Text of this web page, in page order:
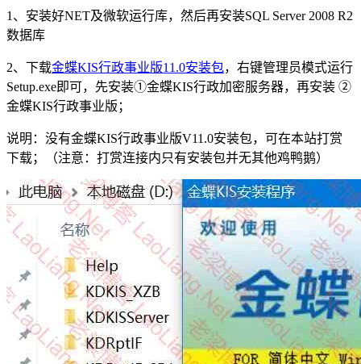
1、安装好NET及微软运行库，然后再安装SQL Server 2008 R2
数据库
2、下载金蝶KIS行政事业版11.0安装包，右键管理员模式运行
Setup.exe即可，先安装①金蝶KIS行政加密服务器，再安装 ②
金蝶KIS行政事业版；
说明：没有金蝶KIS行政事业版V11.0安装包，可在本站打赏
下载；（注意：打赏连接内只有安装包并无其他鸡鸭鹅）